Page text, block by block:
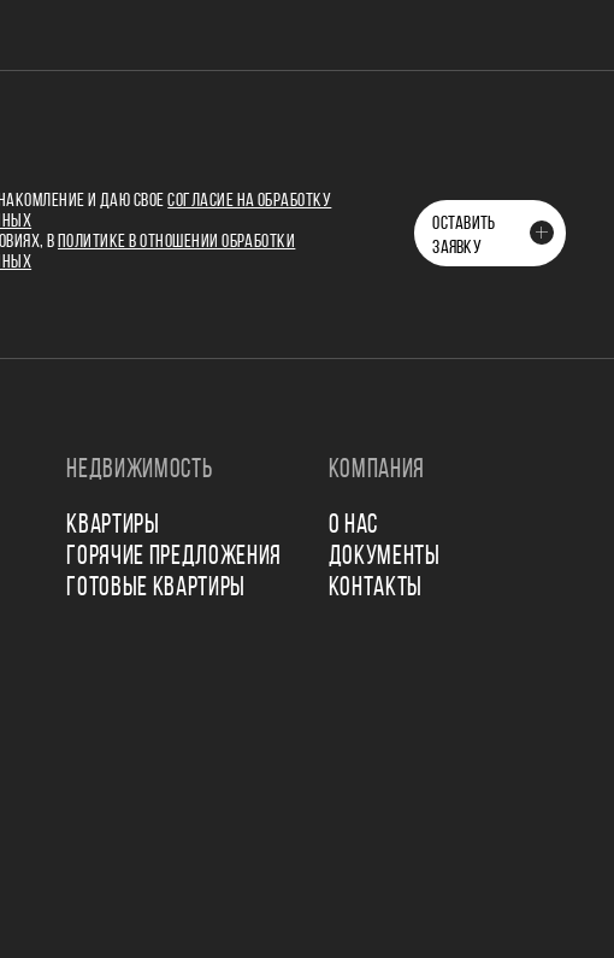
И ДАЮ СВОЕСОГЛАСИЕ НА ОБРАБОТКУ
В
ПОЛИТИКЕ В ОТНОШЕНИИ ОБРАБОТКИ
ОСТАВИТЬ
ЗАЯВКУ
НЕДВИЖИМОСТЬ
КВАРТИРЫ
ГОРЯЧИЕ ПРЕДЛОЖЕНИЯ
ГОТОВЫЕ КВАРТИРЫ
КОМПАНИЯ
О НАС
ДОКУМЕНТЫ
КОНТАКТЫ